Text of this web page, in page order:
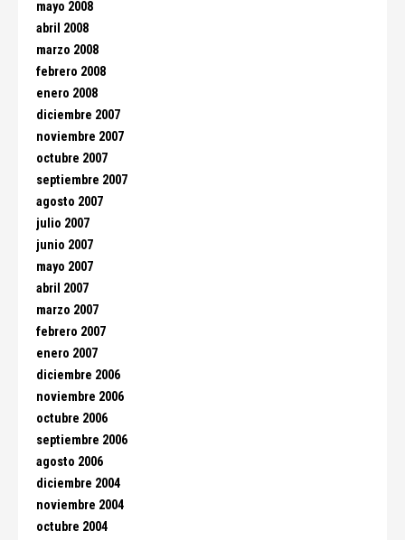
mayo 2008
abril 2008
marzo 2008
febrero 2008
enero 2008
diciembre 2007
noviembre 2007
octubre 2007
septiembre 2007
agosto 2007
julio 2007
junio 2007
mayo 2007
abril 2007
marzo 2007
febrero 2007
enero 2007
diciembre 2006
noviembre 2006
octubre 2006
septiembre 2006
agosto 2006
diciembre 2004
noviembre 2004
octubre 2004